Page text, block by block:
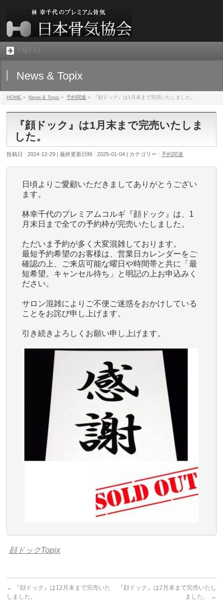
MENU
News & Topix
HOME » News & Topix » 予約関連 » 『顔ドック』は1月末まで完売いたしました。
『顔ドック』は1月末まで完売いたしま
した。
投稿日 : 2024-12-29 最終更新日時 : 2025-01-04 カテゴリー :予約関連
日頃よりご愛顧いただきましてありがとうござい
ます。
林幸千代のプレミアムコルギ『顔ドック』は、1
月末日まで全ての予約枠が完売いたしました。
ただいま予約が多く大変混雑しております。
最短予約希望のお客様は、営業日カレンダーをご
確認の上、ご来店可能な曜日や時間帯と共に「最
短希望。キャンセル待ち」と明記の上お申込みく
ださい。
サロン混雑によりご不便ご迷惑をおかけしている
ことをお詫び申し上げます。
引き続きよろしくお願い申し上げます。
顔ドックTopix
←
『顔ドック』は12月末まで完売いた
しました。
『顔ドック』は2月末まで完売いたし
ました。
→